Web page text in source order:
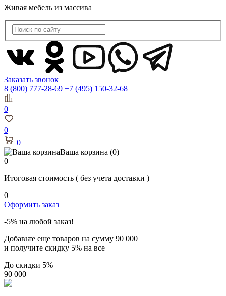
Живая мебель из массива
Заказать звонок
8 (800) 777-28-69 +7 (495) 150-32-68
0
0
0
Ваша корзина (0)
0
Итоговая стоимость ( без учета доставки )
0
Оформить заказ
-5% на любой заказ!
Добавьте еще товаров на сумму 90 000
и получите скидку 5% на все
До скидки 5%
90 000